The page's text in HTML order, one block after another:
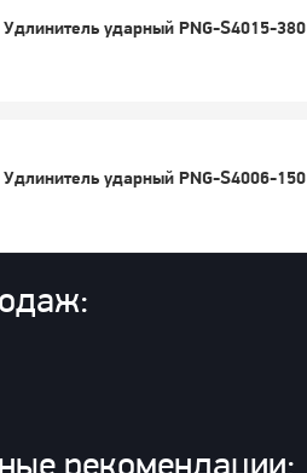
Удлинитель ударный PNG-S4015-380
Удлинитель ударный PNG-S4006-150